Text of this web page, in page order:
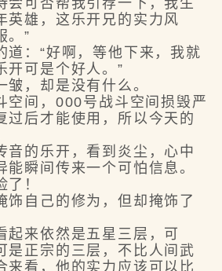
会可否帮我引荐一下，我生
英雄，这乐开兄的实力风
。”
：“好啊，等他下来，我就
开可是个好人。”
，却是没有什么。
间，000号战斗空间损毁严
过后才能使用，所以今天的
的乐开，看到炎尘，心中
能瞬间传来一个可怕信息。
！
自己的修为，但却掩饰了
来依然是五星三层，可
是正宗的三层，不比人间武
来看，他的实力应该可以比